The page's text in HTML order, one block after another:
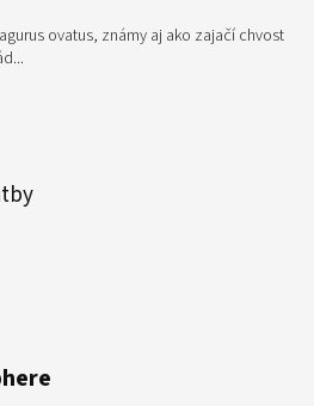
ovatus, známy aj ako zajačí chvost